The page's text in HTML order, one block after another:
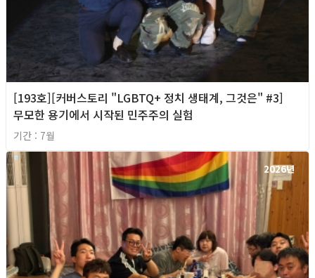
[193호][커버스토리 "LGBTQ+ 정치 생태계, 그것은" #3]
무모한 용기에서 시작된 민주주의 실험
기간 : 7월
2026년